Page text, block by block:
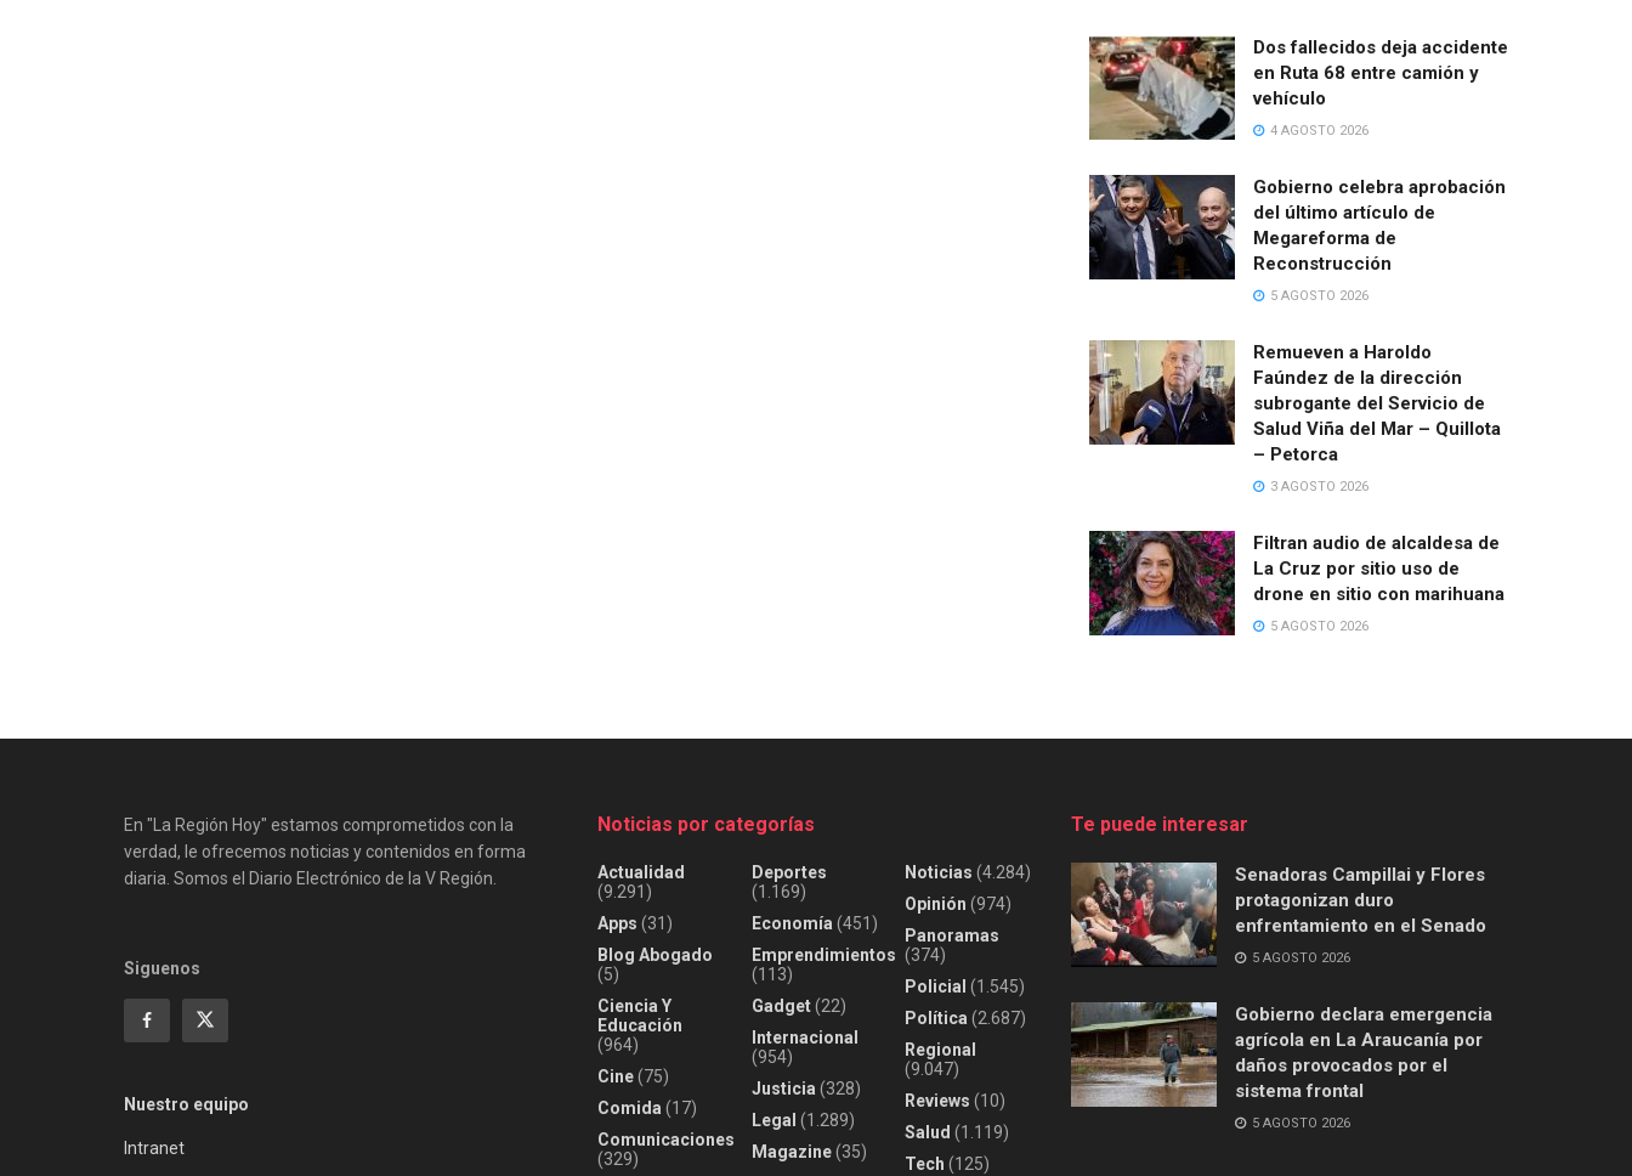
Dos fallecidos deja accidente
en Ruta 68 entre camión y
vehículo
4 AGOSTO 2026
Gobierno celebra aprobación
del último artículo de
Megareforma de
Reconstrucción
5 AGOSTO 2026
Remueven a Haroldo
Faúndez de la dirección
subrogante del Servicio de
Salud Viña del Mar – Quillota
– Petorca
3 AGOSTO 2026
Filtran audio de alcaldesa de
La Cruz por sitio uso de
drone en sitio con marihuana
5 AGOSTO 2026
En "La Región Hoy" estamos comprometidos con la
verdad, le ofrecemos noticias y contenidos en forma
diaria. Somos el Diario Electrónico de la V Región.
Siguenos
Nuestro equipo
Intranet
Noticias por categorías
Actualidad
(9.291)
Apps (31)
Blog Abogado
(5)
Ciencia Y
Educación
(964)
Cine(75)
Comida (17)
Comunicaciones
(329)
Deportes
(1.169)
Economía (451)
Emprendimientos
(113)
Gadget(22)
Internacional
(954)
Justicia (328)
Legal (1.289)
Magazine(35)
Noticias (4.284)
Opinión (974)
Panoramas
(374)
Policial (1.545)
Política (2.687)
Regional
(9.047)
Reviews (10)
Salud (1.119)
Tech (125)
Te puede interesar
Senadoras Campillai y Flores
protagonizan duro
enfrentamiento en el Senado
5 AGOSTO 2026
Gobierno declara emergencia
agrícola en La Araucanía por
daños provocados por el
sistema frontal
5 AGOSTO 2026